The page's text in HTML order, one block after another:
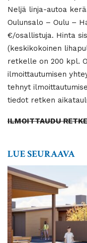
Neljä linja-autoa
Oulunsalo – Oulu –
€/osallistuja. Hinta
(keskikokoinen
retkelle on 200 kpl.
ilmoittautumisen
tehnyt
tiedot retken
ILMOITTAUDU
LUE SEURAAVA